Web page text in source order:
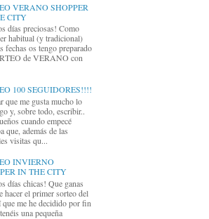
VERANO SHOPPER
CITY
días preciosas! Como
habitual (y tradicional)
fechas os tengo preparado
de VERANO con
100 SEGUIDORES!!!!
que me gusta mucho lo
y, sobre todo, escribir..
cuando empecé
que, además de las
visitas qu...
INVIERNO
IN THE CITY
días chicas! Que ganas
hacer el primer sorteo del
que me he decidido por fin
una pequeña